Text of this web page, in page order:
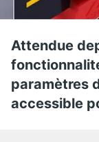
Attendue
paramètres
accessible